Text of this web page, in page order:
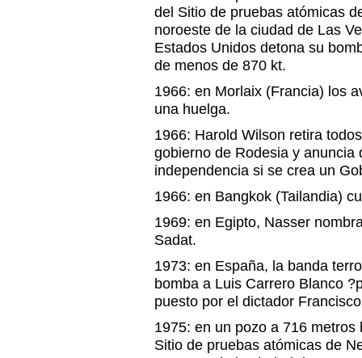
del Sitio de pruebas atómicas
noroeste de la ciudad de Las
Estados Unidos detona su
de menos de 870 kt.
1966: en Morlaix (Francia) los
una huelga.
1966: Harold Wilson retira
gobierno de Rodesia y anuncia
independencia si se crea un
1966: en Bangkok (Tailandia)
1969: en Egipto, Nasser
Sadat.
1973: en España, la banda
bomba a Luis Carrero Blanco
puesto por el dictador
1975: en un pozo a 716
Sitio de pruebas atómicas de